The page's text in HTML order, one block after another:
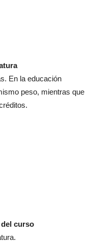
En la educación
peso, mientras que
curso